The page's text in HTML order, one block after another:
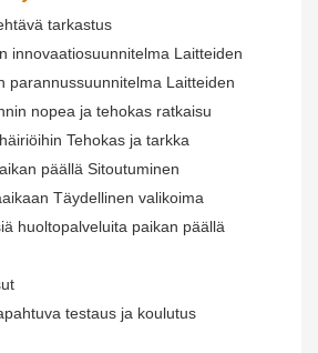
tarkastus
innovaatiosuunnitelma Laitteiden
parannussuunnitelma Laitteiden
nopea ja tehokas ratkaisu
Tehokas ja tarkka
päällä Sitoutuminen
Täydellinen valikoima
huoltopalveluita paikan päällä
testaus ja koulutus